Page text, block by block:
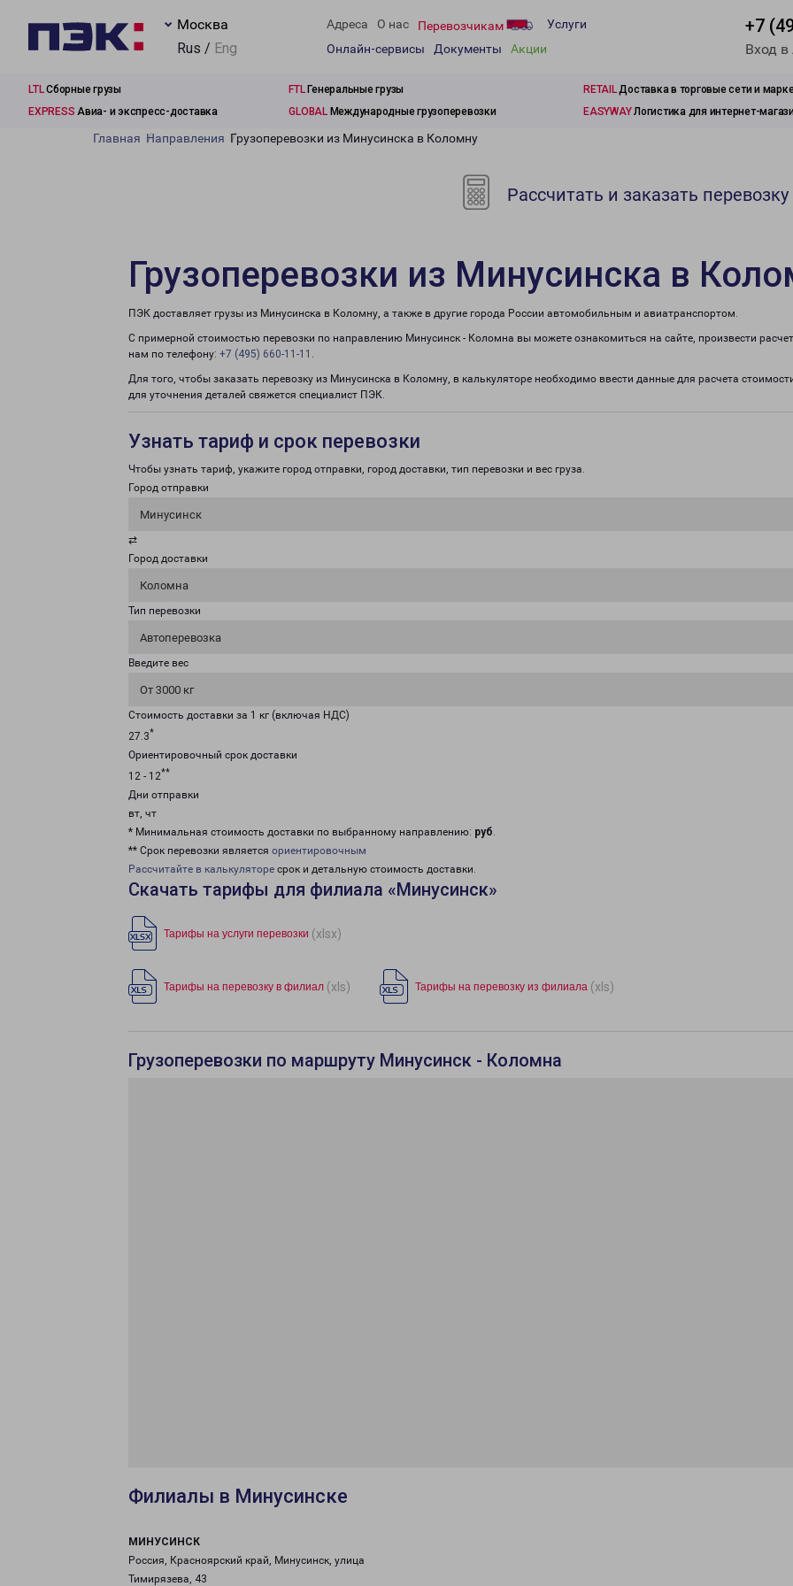
Москва
Rus / Eng
Адреса О нас Перевозчикам
Услуги
Онлайн-сервисы
Документы Акции
+7
Вход
LTLСборные грузы FTLГенеральные грузы RETAILДоставка в торговые сети и
EXPRESS Авиа- и экспресс-доставка GLOBALМеждународные грузоперевозки EASYWAYЛогистика для интернет-
Главная Направления Грузоперевозки из Минусинска в Коломну
Рассчитать и заказать перевозку
Грузоперевозки из Минусинска в
ПЭК доставляет грузы из Минусинска в Коломну, а также в другие города России автомобильным и авиатранспортом.
С примерной стоимостью перевозки по направлению Минусинск - Коломна вы можете ознакомиться на сайте, произвести
нам по телефону: +7 (495) 660-11-11 .
Для того, чтобы заказать перевозку из Минусинска в Коломну, в калькуляторе необходимо ввести данные для расчета
для уточнения деталей свяжется специалист ПЭК.
Узнать тариф и срок перевозки
Чтобы узнать тариф, укажите город отправки, город доставки, тип перевозки и вес груза.
Город отправки
Минусинск
⇄
Город доставки
Коломна
Тип перевозки
Автоперевозка
Введите вес
От 3000 кг
Стоимость доставки за 1 кг (включая НДС)
27.3*
Ориентировочный срок доставки
12 - 12**
Дни отправки
вт, чт
* Минимальная стоимость доставки по выбранному направлению: руб.
** Срок перевозки является ориентировочным
Рассчитайте в калькуляторе срок и детальную стоимость доставки.
Скачать тарифы для филиала «Минусинск»
Тарифы на услуги перевозки (xlsx)
Тарифы на перевозку в филиал (xls) Тарифы на перевозку из филиала (xls)
Грузоперевозки по маршруту Минусинск - Коломна
Филиалы в Минусинске
МИНУСИНСК
Россия, Красноярский край, Минусинск, улица
Тимирязева, 43